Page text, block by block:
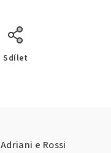
Sdílet
Adriani e Rossi